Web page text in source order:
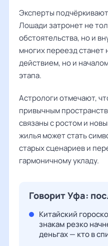
Эксперты
Лошади затронет не
обстоятельства, но и
многих переезд станет
действием, но и
этапа.
Астрологи отмечают,
привычным
связаны с ростом и
жилья может стать
старых сценариев и
гармоничному укладу.
Говорит Уфа:
Китайский
знакам резко
деньгах — кто в